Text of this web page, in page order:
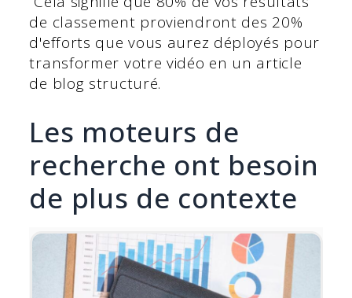
de classement proviendront des 20%
d'efforts que vous aurez déployés pour
transformer votre vidéo en un article
de blog structuré.
Les moteurs de
recherche ont besoin
de plus de contexte